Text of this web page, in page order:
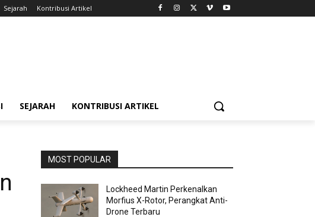
Sejarah Kontribusi Artikel
SEJARAH KONTRIBUSI ARTIKEL
MOST POPULAR
Lockheed Martin Perkenalkan
Morfius X-Rotor, Perangkat Anti-
Drone Terbaru